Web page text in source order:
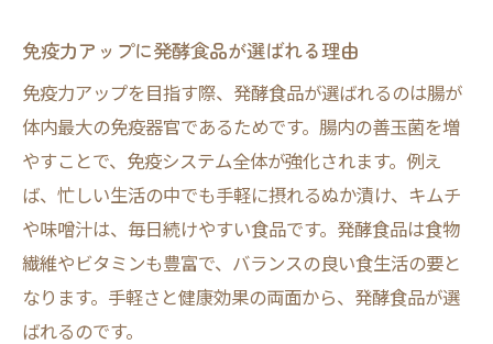
免疫力アップに発酵食品が選ばれる理由
免疫力アップを目指す際、発酵食品が選ばれるのは腸が
体内最大の免疫器官であるためです。腸内の善玉菌を増
やすことで、免疫システム全体が強化されます。例え
ば、忙しい生活の中でも手軽に摂れるぬか漬け、キムチ
や味噌汁は、毎日続けやすい食品です。発酵食品は食物
繊維やビタミンも豊富で、バランスの良い食生活の要と
なります。手軽さと健康効果の両面から、発酵食品が選
ばれるのです。